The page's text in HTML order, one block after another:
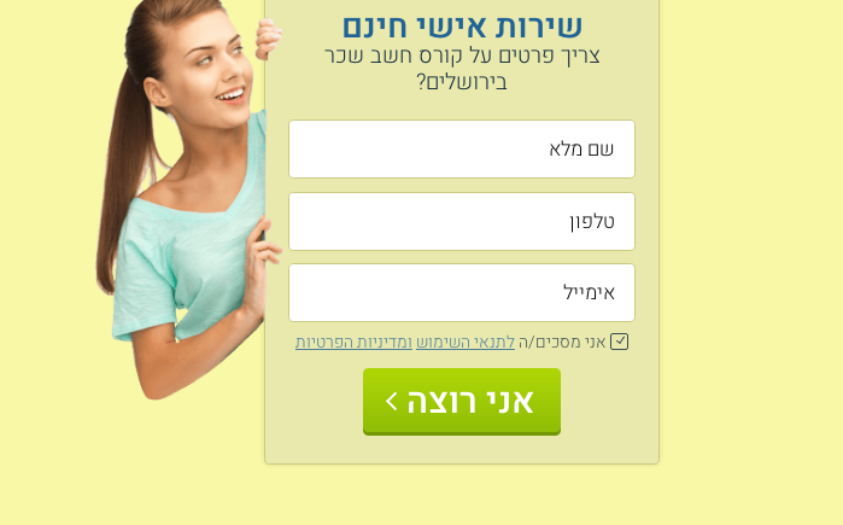
שירות אישי חינם
צריך פרטים על קורס חשב שכר
בירושלים?
אני מסכים/הלתנאי השימוש ומדיניות הפרטיות
אני רוצה